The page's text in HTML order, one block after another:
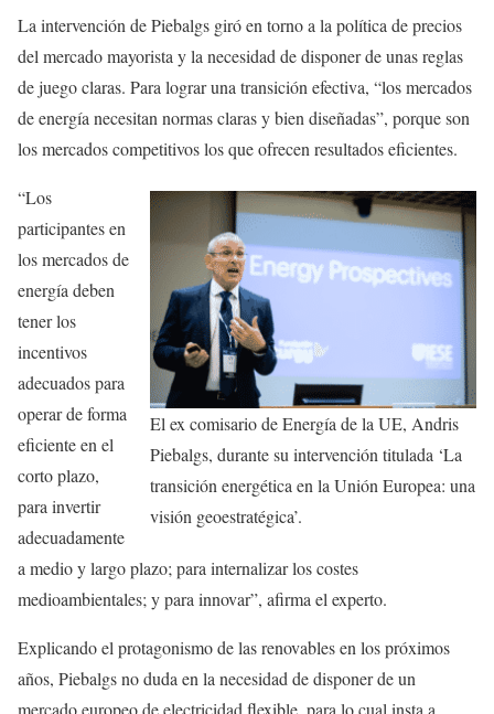
La intervención de Piebalgs giró en torno a la política de precios
del mercado mayorista y la necesidad de disponer de unas reglas
de juego claras. Para lograr una transición efectiva, “los mercados
de energía necesitan normas claras y bien diseñadas”, porque son
los mercados competitivos los que ofrecen resultados eficientes.
El ex comisario de Energía de la UE, Andris
Piebalgs, durante su intervención titulada ‘La
transición energética en la Unión Europea: una
visión geoestratégica’.
“Los
participantes en
los mercados de
energía deben
tener los
incentivos
adecuados para
operar de forma
eficiente en el
corto plazo,
para invertir
adecuadamente
a medio y largo plazo; para internalizar los costes
medioambientales; y para innovar”, afirma el experto.
Explicando el protagonismo de las renovables en los próximos
años, Piebalgs no duda en la necesidad de disponer de un
mercado europeo de electricidad flexible, para lo cual insta a